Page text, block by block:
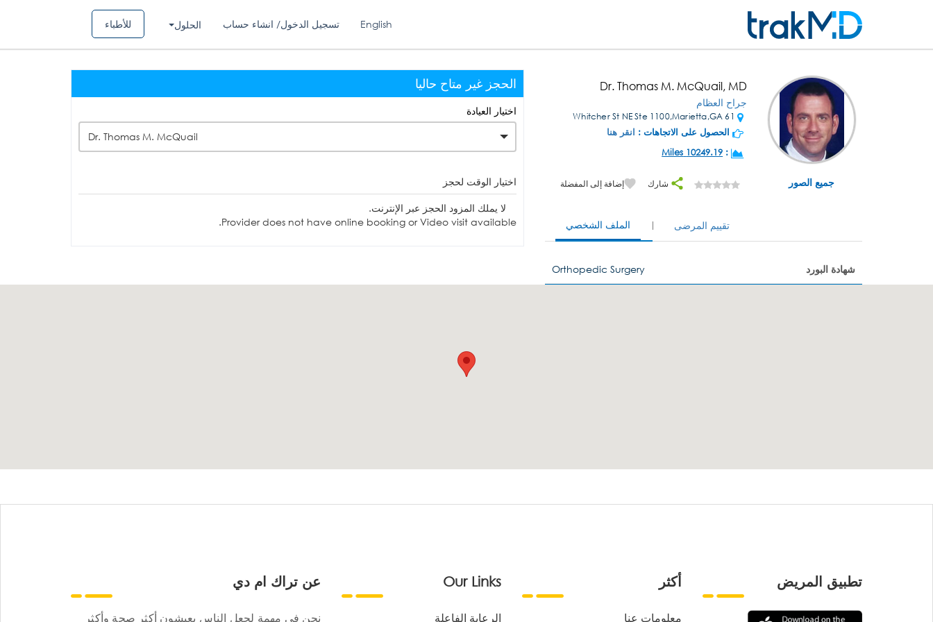
للأطباء الحلول تسجيل الدخول/ انشاء حساب English
جميع الصور
Dr. Thomas M. McQuail, MD
جراح العظام
الحصول على الاتجاهات : انقر هنا
:
10249.19 Miles
شارك إضافة إلى المفضلة
الملف الشخصي تقييم المرضى
شهادة البورد Orthopedic Surgery
الحجز غير متاح حاليا
اختيار العيادة
Dr. Thomas M. McQuail
اختيار الوقت لحجز
لا يملك المزود الحجز عبر الإنترنت.
Provider does not have online booking or Video visit available.
عن تراك ام دي
نحن في مهمة لجعل الناس يعيشون أكثر صحة وأكثر
Our Links
الرعاية الفاعلة
أكثر
معلومات عنا
تطبيق المريض